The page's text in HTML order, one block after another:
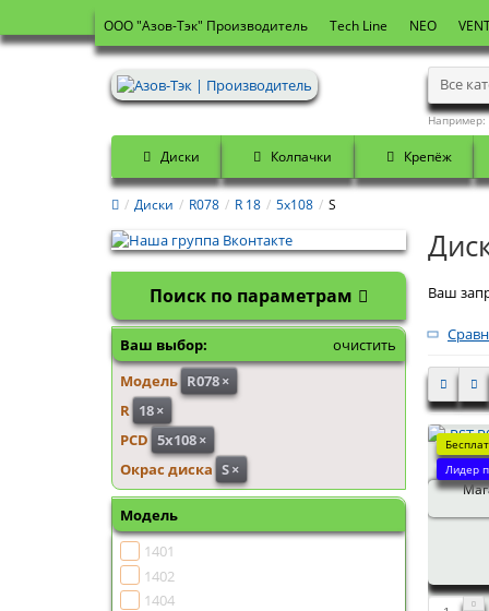
OOO "Азов-Тэк" Производитель Tech Line NEO
Все
Например:
Диски Колпачки Крепёж
Диски R078 R 18 5x108 S
Поиск по параметрам
Ваш выбор:
очистить
Модель R078×
R 18×
PCD 5x108×
Окрас диска S×
Модель
1401
1402
1404
Ваш
Лидер
RST